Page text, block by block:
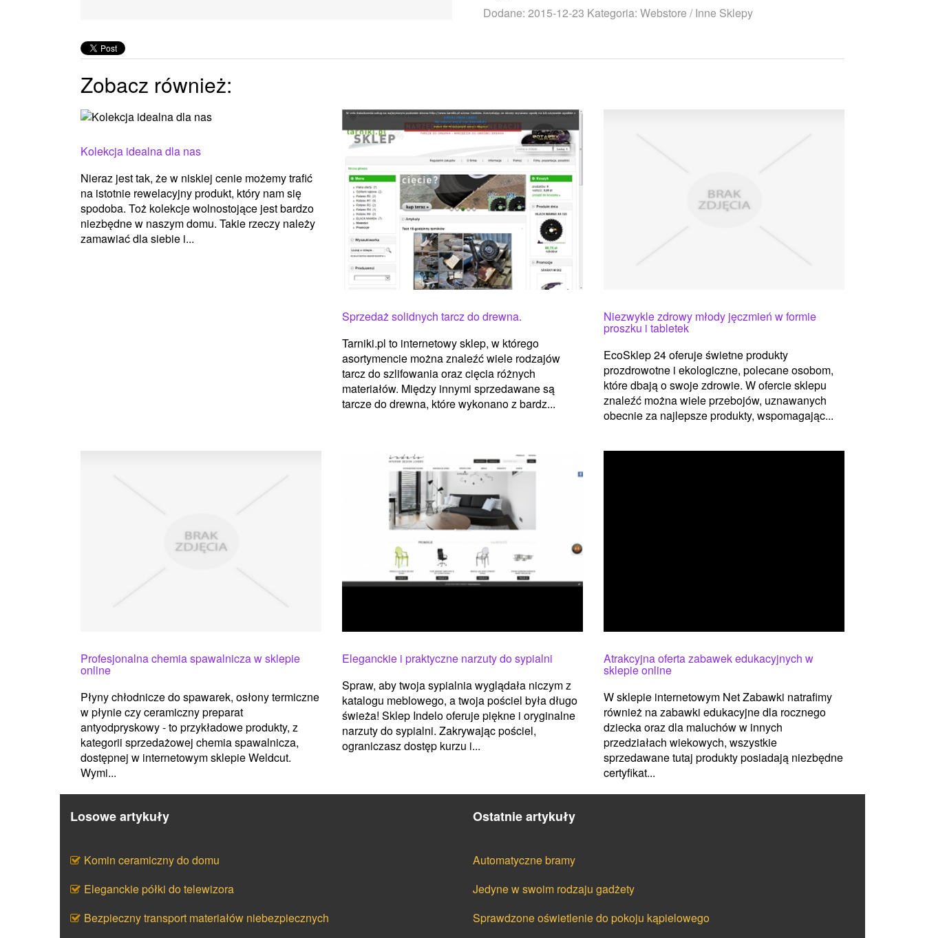
Dodane: 2015-12-23 Kategoria: Webstore / Inne Sklepy
Zobacz również:
Kolekcja idealna dla nas
Nieraz jest tak, że w niskiej cenie możemy trafić
na istotnie rewelacyjny produkt, który nam się
spodoba. Toż kolekcje wolnostojące jest bardzo
niezbędne w naszym domu. Takie rzeczy należy
zamawiać dla siebie i...
Sprzedaż solidnych tarcz do drewna.
Tarniki.pl to internetowy sklep, w którego
asortymencie można znaleźć wiele rodzajów
tarcz do szlifowania oraz cięcia różnych
materiałów. Między innymi sprzedawane są
tarcze do drewna, które wykonano z bardz...
Niezwykle zdrowy młody jęczmień w formie
proszku i tabletek
EcoSklep 24 oferuje świetne produkty
prozdrowotne i ekologiczne, polecane osobom,
które dbają o swoje zdrowie. W ofercie sklepu
znaleźć można wiele przebojów, uznawanych
obecnie za najlepsze produkty, wspomagając...
Profesjonalna chemia spawalnicza w sklepie
online
Płyny chłodnicze do spawarek, osłony termiczne
w płynie czy ceramiczny preparat
antyodpryskowy - to przykładowe produkty, z
kategorii sprzedażowej chemia spawalnicza,
dostępnej w internetowym sklepie Weldcut.
Wymi...
Eleganckie i praktyczne narzuty do sypialni
Spraw, aby twoja sypialnia wyglądała niczym z
katalogu meblowego, a twoja pościel była długo
świeża! Sklep Indelo oferuje piękne i oryginalne
narzuty do sypialni. Zakrywając pościel,
ograniczasz dostęp kurzu i...
Atrakcyjna oferta zabawek edukacyjnych w
sklepie online
W sklepie internetowym Net Zabawki natrafimy
również na zabawki edukacyjne dla rocznego
dziecka oraz dla maluchów w innych
przedziałach wiekowych, wszystkie
sprzedawane tutaj produkty posiadają niezbędne
certyfikat...
Losowe artykuły
Komin ceramiczny do domu
Eleganckie półki do telewizora
Bezpieczny transport materiałów niebezpiecznych
Ostatnie artykuły
Automatyczne bramy
Jedyne w swoim rodzaju gadżety
Sprawdzone oświetlenie do pokoju kąpielowego